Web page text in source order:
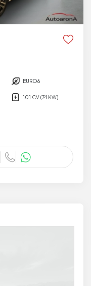
EURO6
101 CV (74 KW)